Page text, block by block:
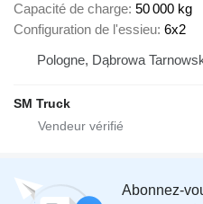
Capacité de charge 50 000 kg
Configuration de l'essieu 6x2
Pologne, Dąbrowa
SM Truck
Abonnez-